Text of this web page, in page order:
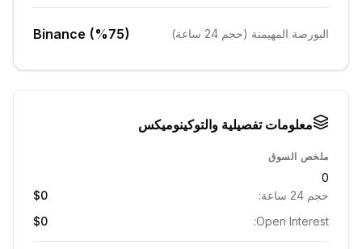
البورصة المهيمنة (حجم 24 ساعة) Binance (%75)
معلومات تفصيلية والتوكينوميكس
ملخص السوق
0
حجم 24 ساعة:
$0
Open Interest:
$0